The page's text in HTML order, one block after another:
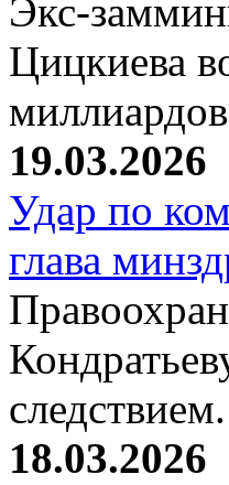
Экс-
Цицкиева
19.03.2026
Удар по
глава
18.03.2026